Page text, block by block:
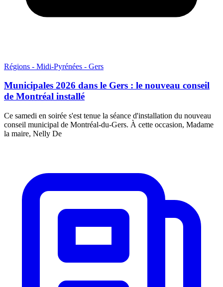
Régions - Midi-Pyrénées - Gers
Municipales 2026 dans le Gers : le nouveau conseil
de Montréal installé
Ce samedi en soirée s'est tenue la séance d'installation du nouveau
conseil municipal de Montréal-du-Gers. À cette occasion, Madame
la maire, Nelly De